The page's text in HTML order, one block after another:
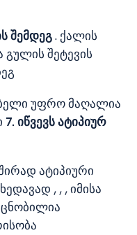
შემდეგ. ქალის
შეტევის
უფრო მაღალია
7. იწვევს ატიპიურ
ატიპიური
, , , იმისა